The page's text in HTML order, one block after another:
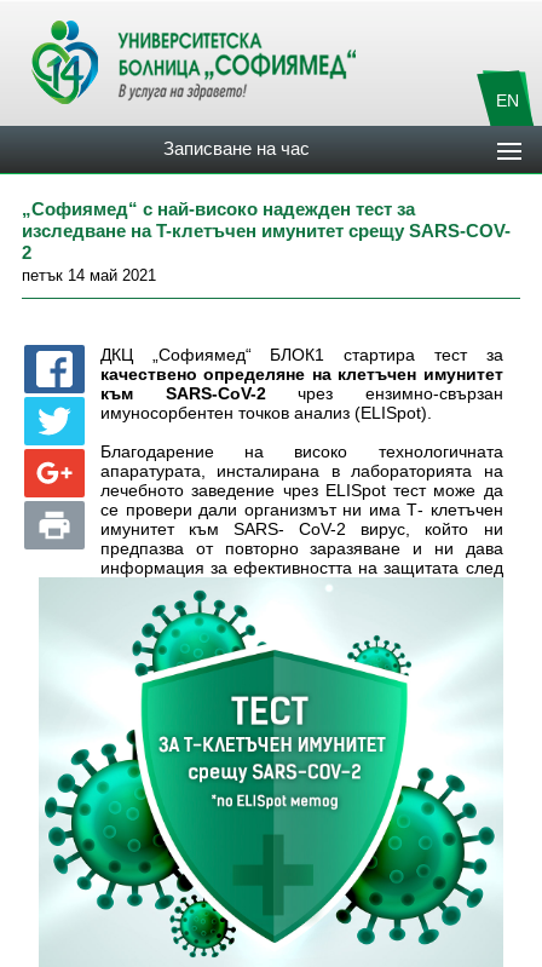
EN
Записване на час
„Софиямед“ с най-високо надежден тест за
изследване на T-клетъчен имунитет срещу SARS-COV-
2
петък 14 май 2021
ДКЦ „Софиямед“ БЛОК1 стартира тест за
качествено определяне на клетъчен имунитет
към SARS-CoV-2чрез eнзимно-свързан
имуносорбентен точков анализ (ELISpot).
Благодарение на високо технологичната
апаратурата, инсталирана в лабораторията на
лечебното заведение чрез ELISpot тест може да
се провери дали организмът ни има Т- клетъчен
имунитет към SARS- CoV-2 вирус, който ни
предпазва от повторно заразяване и ни дава
информация за ефективността на защитата след